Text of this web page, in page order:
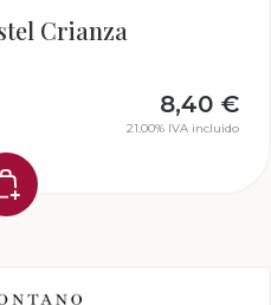
Crianza
8,40 €
21.00% IVA incluido